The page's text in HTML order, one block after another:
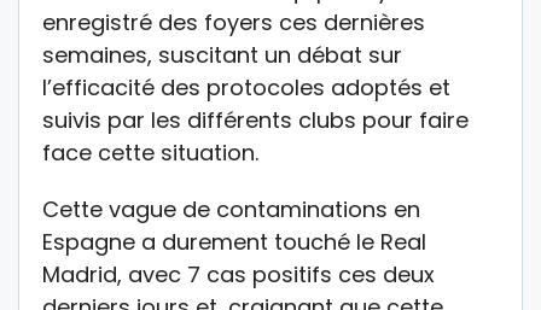
enregistré des foyers ces dernières
semaines, suscitant un débat sur
l’efficacité des protocoles adoptés et
suivis par les différents clubs pour faire
face cette situation.
Cette vague de contaminations en
Espagne a durement touché le Real
Madrid, avec 7 cas positifs ces deux